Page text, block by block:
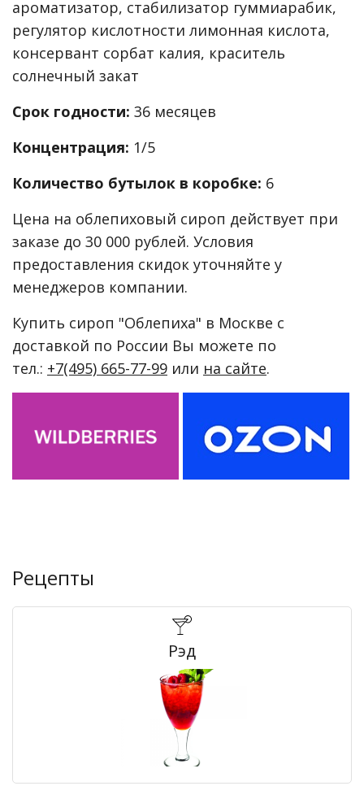
ароматизатор, стабилизатор гуммиарабик,
регулятор кислотности лимонная кислота,
консервант сорбат калия, краситель
солнечный закат
Срок годности: 36 месяцев
Концентрация: 1/5
Количество бутылок в коробке: 6
Цена на облепиховый сироп действует при
заказе до 30 000 рублей. Условия
предоставления скидок уточняйте у
менеджеров компании.
Купить сироп "Облепиха" в Москве с
доставкой по России Вы можете по
тел.: +7(495) 665-77-99 или на сайте.
Рецепты
Рэд